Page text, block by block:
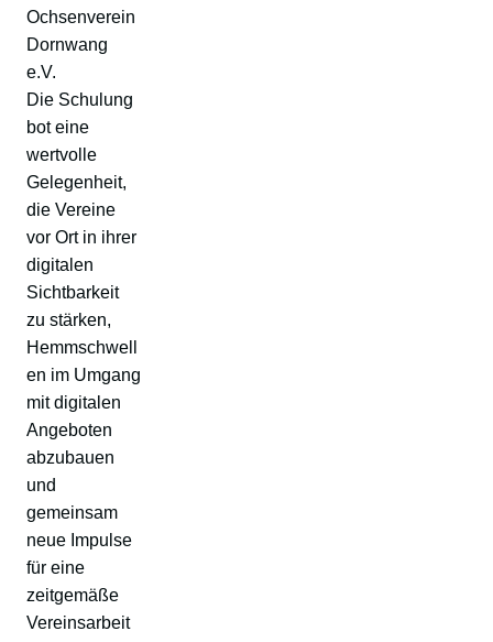
Ochsenverein
Dornwang
e.V.
Die Schulung
bot eine
wertvolle
Gelegenheit,
die Vereine
vor Ort in ihrer
digitalen
Sichtbarkeit
zu stärken,
Hemmschwell
en im Umgang
mit digitalen
Angeboten
abzubauen
und
gemeinsam
neue Impulse
für eine
zeitgemäße
Vereinsarbeit